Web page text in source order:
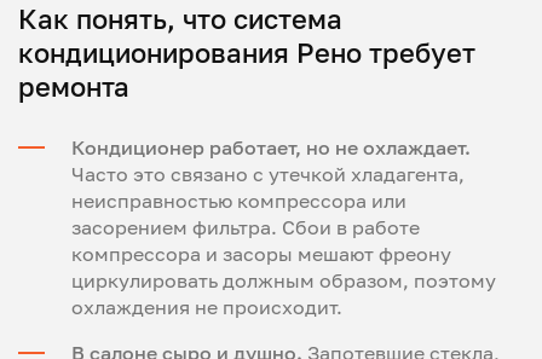
Как понять, что система
кондиционирования Рено требует
ремонта
Кондиционер работает, но не охлаждает.
Часто это связано с утечкой хладагента,
неисправностью компрессора или
засорением фильтра. Сбои в работе
компрессора и засоры мешают фреону
циркулировать должным образом, поэтому
охлаждения не происходит.
В салоне сыро и душно. Запотевшие стекла,